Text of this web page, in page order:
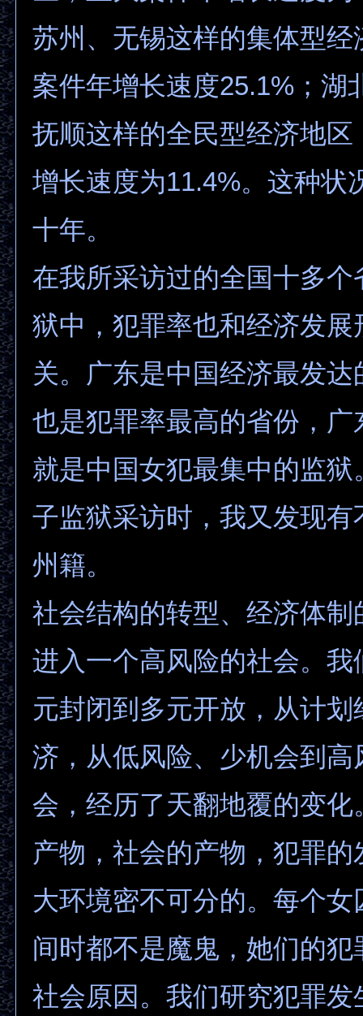
苏州、无锡这样的集体型经
案件年增长速度25.1%；湖
抚顺这样的全民型经济地区
增长速度为11.4%。这种状
十年。
在我所采访过的全国十多个
狱中，犯罪率也和经济发展
关。广东是中国经济最发达
也是犯罪率最高的省份，广
就是中国女犯最集中的监狱
子监狱采访时，我又发现有
州籍。
社会结构的转型、经济体制
进入一个高风险的社会。我
元封闭到多元开放，从计划
济，从低风险、少机会到高
会，经历了天翻地覆的变化
产物，社会的产物，犯罪
大环境密不可分的。每个女
间时都不是魔鬼，她们的犯
社会原因。我们研究犯罪发